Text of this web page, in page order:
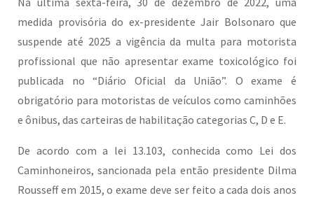
medida provisória do ex-presidente Jair Bolsonaro que
suspende até 2025 a vigência da multa para motorista
profissional que não apresentar exame toxicológico foi
publicada no “Diário Oficial da União”. O exame é
obrigatório para motoristas de veículos como caminhões
e ônibus, das carteiras de habilitação categorias C, D e E.
De acordo com a lei 13.103, conhecida como Lei dos
Caminhoneiros, sancionada pela então presidente Dilma
Rousseff em 2015, o exame deve ser feito a cada dois anos